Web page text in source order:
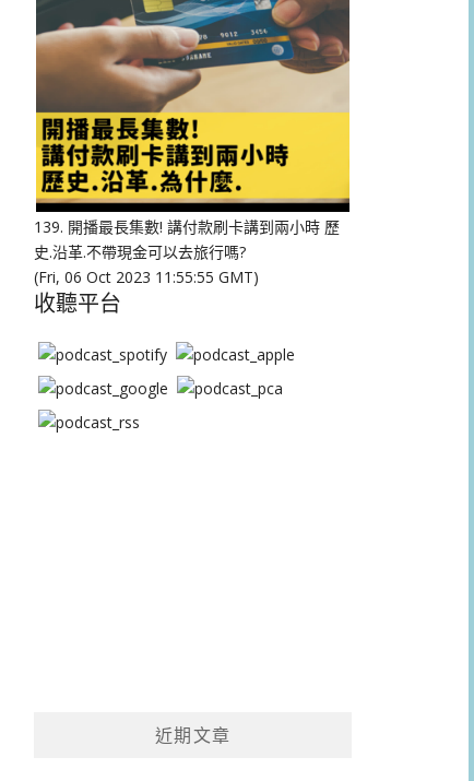
鍵
以
提
或
降
低
量。
139. 開播最長集數! 講付款刷卡講到兩小時 歷
史.沿革.不帶現金可以去旅行嗎?
(Fri, 06 Oct 2023 11:55:55 GMT)
收聽平台
近期文章